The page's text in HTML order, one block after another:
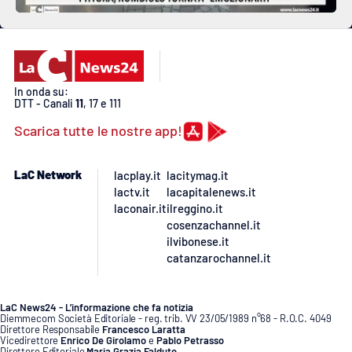
In onda su:
DTT - Canali 11, 17 e 111
Scarica tutte le nostre app!
LaC Network
lacplay.it
lactv.it
laconair.it
lacitymag.it
lacapitalenews.it
ilreggino.it
cosenzachannel.it
ilvibonese.it
catanzarochannel.it
LaC News24 - L’informazione che fa notizia
Diemmecom Società Editoriale - reg. trib. VV 23/05/1989 n°68 - R.O.C. 4049
Direttore Responsabile Francesco Laratta
Vicedirettore Enrico De GirolamoePablo Petrasso